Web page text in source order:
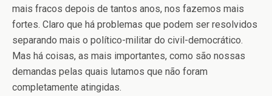
mais fracos depois de tantos anos, nos fazemos mais
fortes. Claro que há problemas que podem ser resolvidos
separando mais o político-militar do civil-democrático.
Mas há coisas, as mais importantes, como são nossas
demandas pelas quais lutamos que não foram
completamente atingidas.